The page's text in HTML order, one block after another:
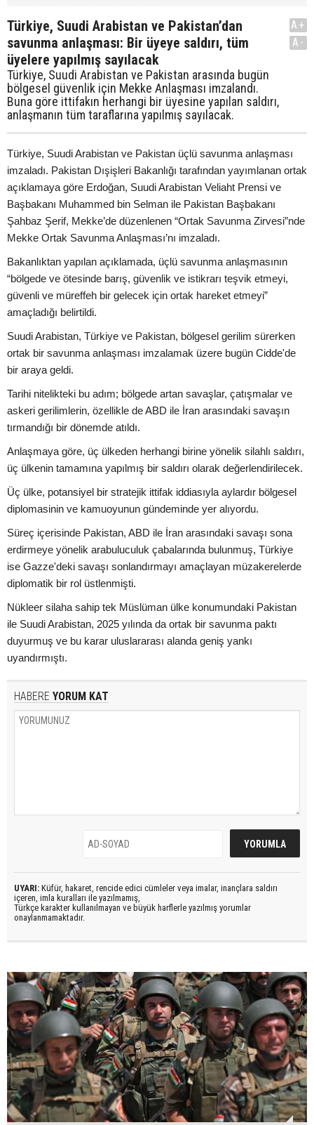
Türkiye, Suudi Arabistan ve Pakistan’dan
savunma anlaşması: Bir üyeye saldırı, tüm
üyelere yapılmış sayılacak
Türkiye, Suudi Arabistan ve Pakistan arasında bugün
bölgesel güvenlik için Mekke Anlaşması imzalandı.
Buna göre ittifakın herhangi bir üyesine yapılan saldırı,
anlaşmanın tüm taraflarına yapılmış sayılacak.
A+
A-
Türkiye, Suudi Arabistan ve Pakistan üçlü savunma anlaşması
imzaladı. Pakistan Dışişleri Bakanlığı tarafından yayımlanan ortak
açıklamaya göre Erdoğan, Suudi Arabistan Veliaht Prensi ve
Başbakanı Muhammed bin Selman ile Pakistan Başbakanı
Şahbaz Şerif, Mekke’de düzenlenen “Ortak Savunma Zirvesi”nde
Mekke Ortak Savunma Anlaşması’nı imzaladı.
Bakanlıktan yapılan açıklamada, üçlü savunma anlaşmasının
“bölgede ve ötesinde barış, güvenlik ve istikrarı teşvik etmeyi,
güvenli ve müreffeh bir gelecek için ortak hareket etmeyi”
amaçladığı belirtildi.
Suudi Arabistan, Türkiye ve Pakistan, bölgesel gerilim sürerken
ortak bir savunma anlaşması imzalamak üzere bugün Cidde'de
bir araya geldi.
Tarihi nitelikteki bu adım; bölgede artan savaşlar, çatışmalar ve
askeri gerilimlerin, özellikle de ABD ile İran arasındaki savaşın
tırmandığı bir dönemde atıldı.
Anlaşmaya göre, üç ülkeden herhangi birine yönelik silahlı saldırı,
üç ülkenin tamamına yapılmış bir saldırı olarak değerlendirilecek.
Üç ülke, potansiyel bir stratejik ittifak iddiasıyla aylardır bölgesel
diplomasinin ve kamuoyunun gündeminde yer alıyordu.
Süreç içerisinde Pakistan, ABD ile İran arasındaki savaşı sona
erdirmeye yönelik arabuluculuk çabalarında bulunmuş, Türkiye
ise Gazze'deki savaşı sonlandırmayı amaçlayan müzakerelerde
diplomatik bir rol üstlenmişti.
Nükleer silaha sahip tek Müslüman ülke konumundaki Pakistan
ile Suudi Arabistan, 2025 yılında da ortak bir savunma paktı
duyurmuş ve bu karar uluslararası alanda geniş yankı
uyandırmıştı.
HABERE YORUM KAT
UYARI: Küfür, hakaret, rencide edici cümleler veya imalar, inançlara saldırı
içeren, imla kuralları ile yazılmamış,
Türkçe karakter kullanılmayan ve büyük harflerle yazılmış yorumlar
onaylanmamaktadır.